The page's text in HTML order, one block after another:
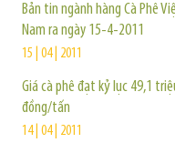
Bản tin ngành hàng Cà Phê
Nam ra ngày 15-4-2011
15 | 04 | 2011
Giá cà phê đạt kỷ lục 49,1
đồng/tấn
14 | 04 | 2011